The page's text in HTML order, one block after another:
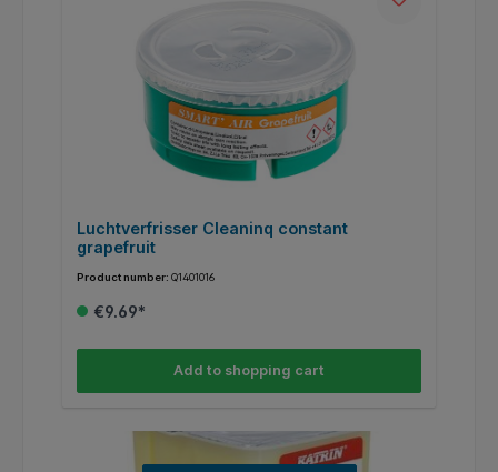
Luchtverfrisser Cleaninq constant
grapefruit
Product number: Q1401016
€9.69*
Add to shopping cart